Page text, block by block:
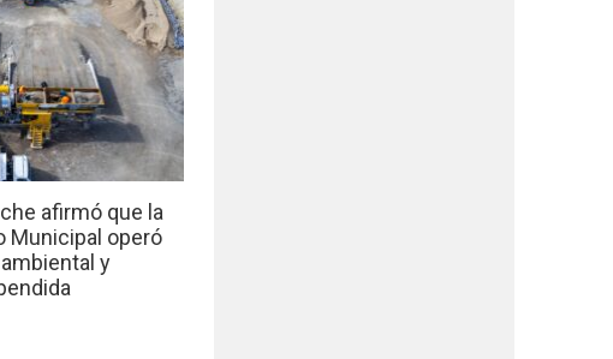
afirmó que la
Municipal operó
y